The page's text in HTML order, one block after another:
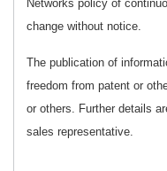
Networks policy of
change without notice.
The publication of
freedom from patent or
or others. Further details
sales representative.